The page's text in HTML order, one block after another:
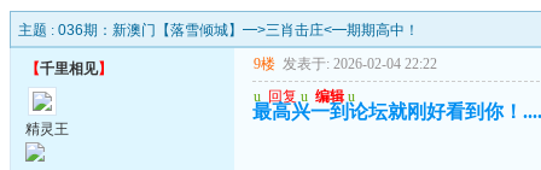
主题 : 036期：新澳门【落雪倾城】━>三肖击庄<━期期高中！
【千里相见】
精灵王
9楼 发表于: 2026-02-04 22:22
u 回复 u 编辑 u
最高兴一到论坛就刚好看到你！